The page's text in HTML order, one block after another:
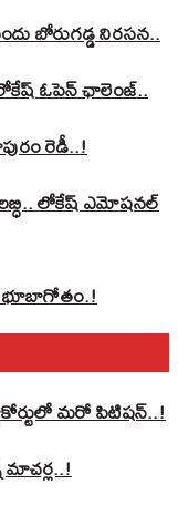
బోరుగడ్డ నిరసన..
లోకేష్‌ ఓపెన్ ఛాలెంజ్..
రెడీ..!
లబ్ధి.. లోకేష్‌ ఎమోషనల్
భూబాగోతం.!
మరో పిటిషన్..!
మాచర్ల..!